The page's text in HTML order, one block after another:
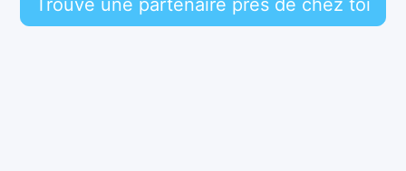
Trouve une partenaire près de chez toi